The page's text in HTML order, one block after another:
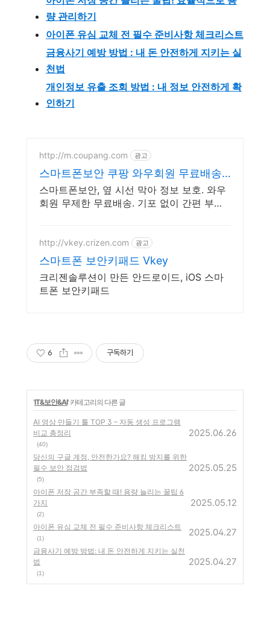
량 관리하기
아이폰 유심 교체 전 필수 준비사항 체크리스트
금융사기 예방 방법 : 내 돈 안전하게 지키는 실
천법
개인정보 유출 조회 방법 : 내 정보 안전하게 확
인하기
http://m.coupang.com 광고
스마트폰보안 쿠팡 와우회원 무료배송
걱정 없이
스마트폰보안, 옆 시선 막아 정보 보호. 와우
회원 무제한 무료배송. 기포 없이 간편 부착!
http://vkey.crizen.com 광고
스마트폰 보안키패드 Vkey
크리젠솔루션이 만든 안드로이드, iOS 스마
트폰 보안키패드
6 구독하기
'IT&보안&AI' 카테고리의 다른 글
AI 영상 만들기 툴 TOP 3 – 자동 생성 프로그램
비교 총정리
(40)
2025.06.26
당신의 구글 계정, 안전한가요? 해킹 방지를 위한
필수 보안 점검법
(5)
2025.05.25
아이폰 저장 공간 부족할 때! 용량 늘리는 꿀팁 6
가지
(2)
2025.05.12
아이폰 유심 교체 전 필수 준비사항 체크리스트
(1)
2025.04.27
금융사기 예방 방법: 내 돈 안전하게 지키는 실천
법
(1)
2025.04.27